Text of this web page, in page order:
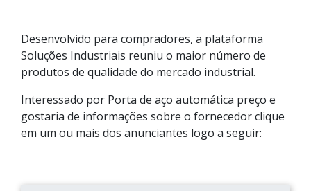
Desenvolvido para compradores, a plataforma
Soluções Industriais reuniu o maior número de
produtos de qualidade do mercado industrial.
Interessado por Porta de aço automática preço e
gostaria de informações sobre o fornecedor clique
em um ou mais dos anunciantes logo a seguir: